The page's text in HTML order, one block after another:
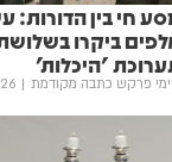
חי בין הדורות:
ביקרו
'היכלות'
פרקש כתבה מקודמת